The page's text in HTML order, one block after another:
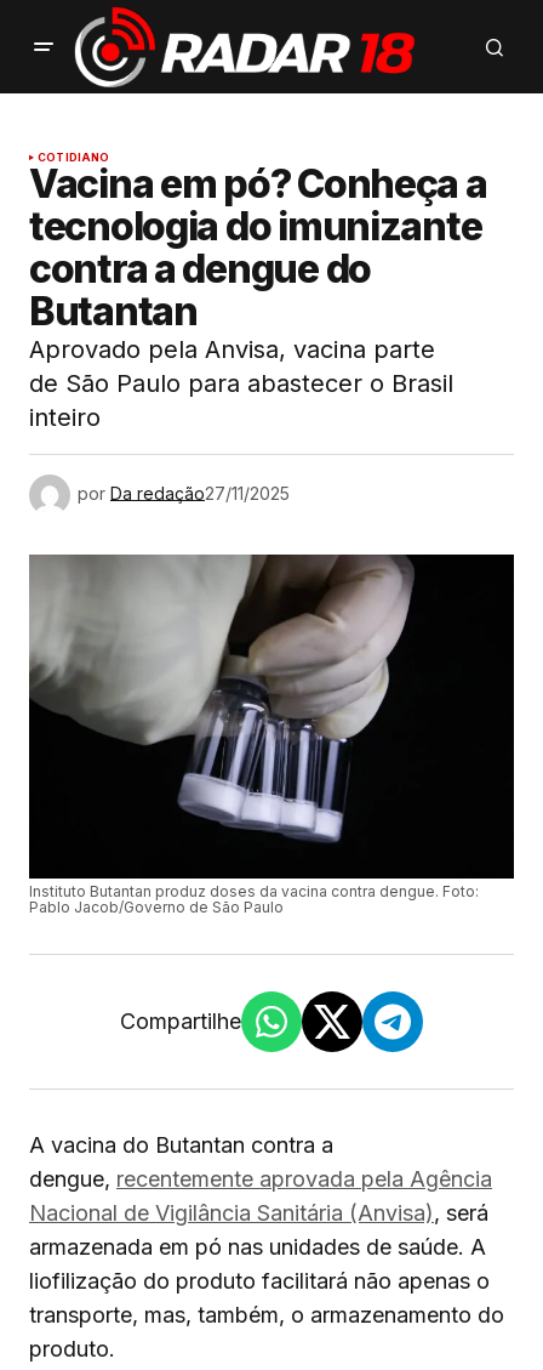
COTIDIANO
Vacina em pó? Conheça a
tecnologia do imunizante
contra a dengue do
Butantan
Aprovado pela Anvisa, vacina parte
de São Paulo para abastecer o Brasil
inteiro
por Da redação27/11/2025
Instituto Butantan produz doses da vacina contra dengue. Foto:
Pablo Jacob/Governo de São Paulo
Compartilhe
A vacina do Butantan contra a
dengue, recentemente aprovada pela Agência
Nacional de Vigilância Sanitária (Anvisa), será
armazenada em pó nas unidades de saúde. A
liofilização do produto facilitará não apenas o
transporte, mas, também, o armazenamento do
produto.